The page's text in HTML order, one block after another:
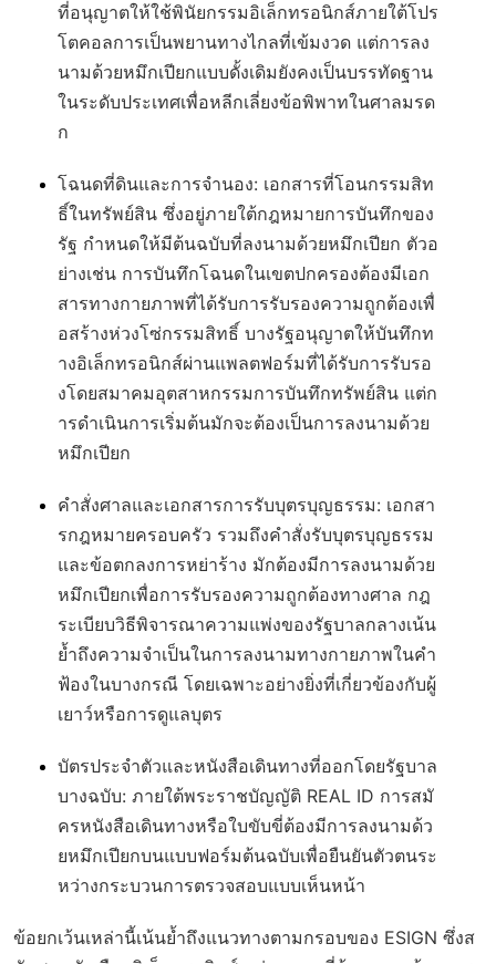
ที่อนุญาตให้ใช้พินัยกรรมอิเล็กทรอนิกส์ภายใต้โปร
โตคอลการเป็นพยานทางไกลที่เข้มงวด แต่การลง
นามด้วยหมึกเปียกแบบดั้งเดิมยังคงเป็นบรรทัดฐาน
ในระดับประเทศเพื่อหลีกเลี่ยงข้อพิพาทในศาลมรด
ก
โฉนดที่ดินและการจำนอง: เอกสารที่โอนกรรมสิท
ธิ์ในทรัพย์สิน ซึ่งอยู่ภายใต้กฎหมายการบันทึกของ
รัฐ กำหนดให้มีต้นฉบับที่ลงนามด้วยหมึกเปียก ตัวอ
ย่างเช่น การบันทึกโฉนดในเขตปกครองต้องมีเอก
สารทางกายภาพที่ได้รับการรับรองความถูกต้องเพื่
อสร้างห่วงโซ่กรรมสิทธิ์ บางรัฐอนุญาตให้บันทึกท
างอิเล็กทรอนิกส์ผ่านแพลตฟอร์มที่ได้รับการรับรอ
งโดยสมาคมอุตสาหกรรมการบันทึกทรัพย์สิน แต่ก
ารดำเนินการเริ่มต้นมักจะต้องเป็นการลงนามด้วย
หมึกเปียก
คำสั่งศาลและเอกสารการรับบุตรบุญธรรม: เอกสา
รกฎหมายครอบครัว รวมถึงคำสั่งรับบุตรบุญธรรม
และข้อตกลงการหย่าร้าง มักต้องมีการลงนามด้วย
หมึกเปียกเพื่อการรับรองความถูกต้องทางศาล กฎ
ระเบียบวิธีพิจารณาความแพ่งของรัฐบาลกลางเน้น
ย้ำถึงความจำเป็นในการลงนามทางกายภาพในคำ
ฟ้องในบางกรณี โดยเฉพาะอย่างยิ่งที่เกี่ยวข้องกับผู้
เยาว์หรือการดูแลบุตร
บัตรประจำตัวและหนังสือเดินทางที่ออกโดยรัฐบาล
บางฉบับ: ภายใต้พระราชบัญญัติ REAL ID การสมั
ครหนังสือเดินทางหรือใบขับขี่ต้องมีการลงนามด้ว
ยหมึกเปียกบนแบบฟอร์มต้นฉบับเพื่อยืนยันตัวตนระ
หว่างกระบวนการตรวจสอบแบบเห็นหน้า
ข้อยกเว้นเหล่านี้เน้นย้ำถึงแนวทางตามกรอบของ ESIGN ซึ่งส